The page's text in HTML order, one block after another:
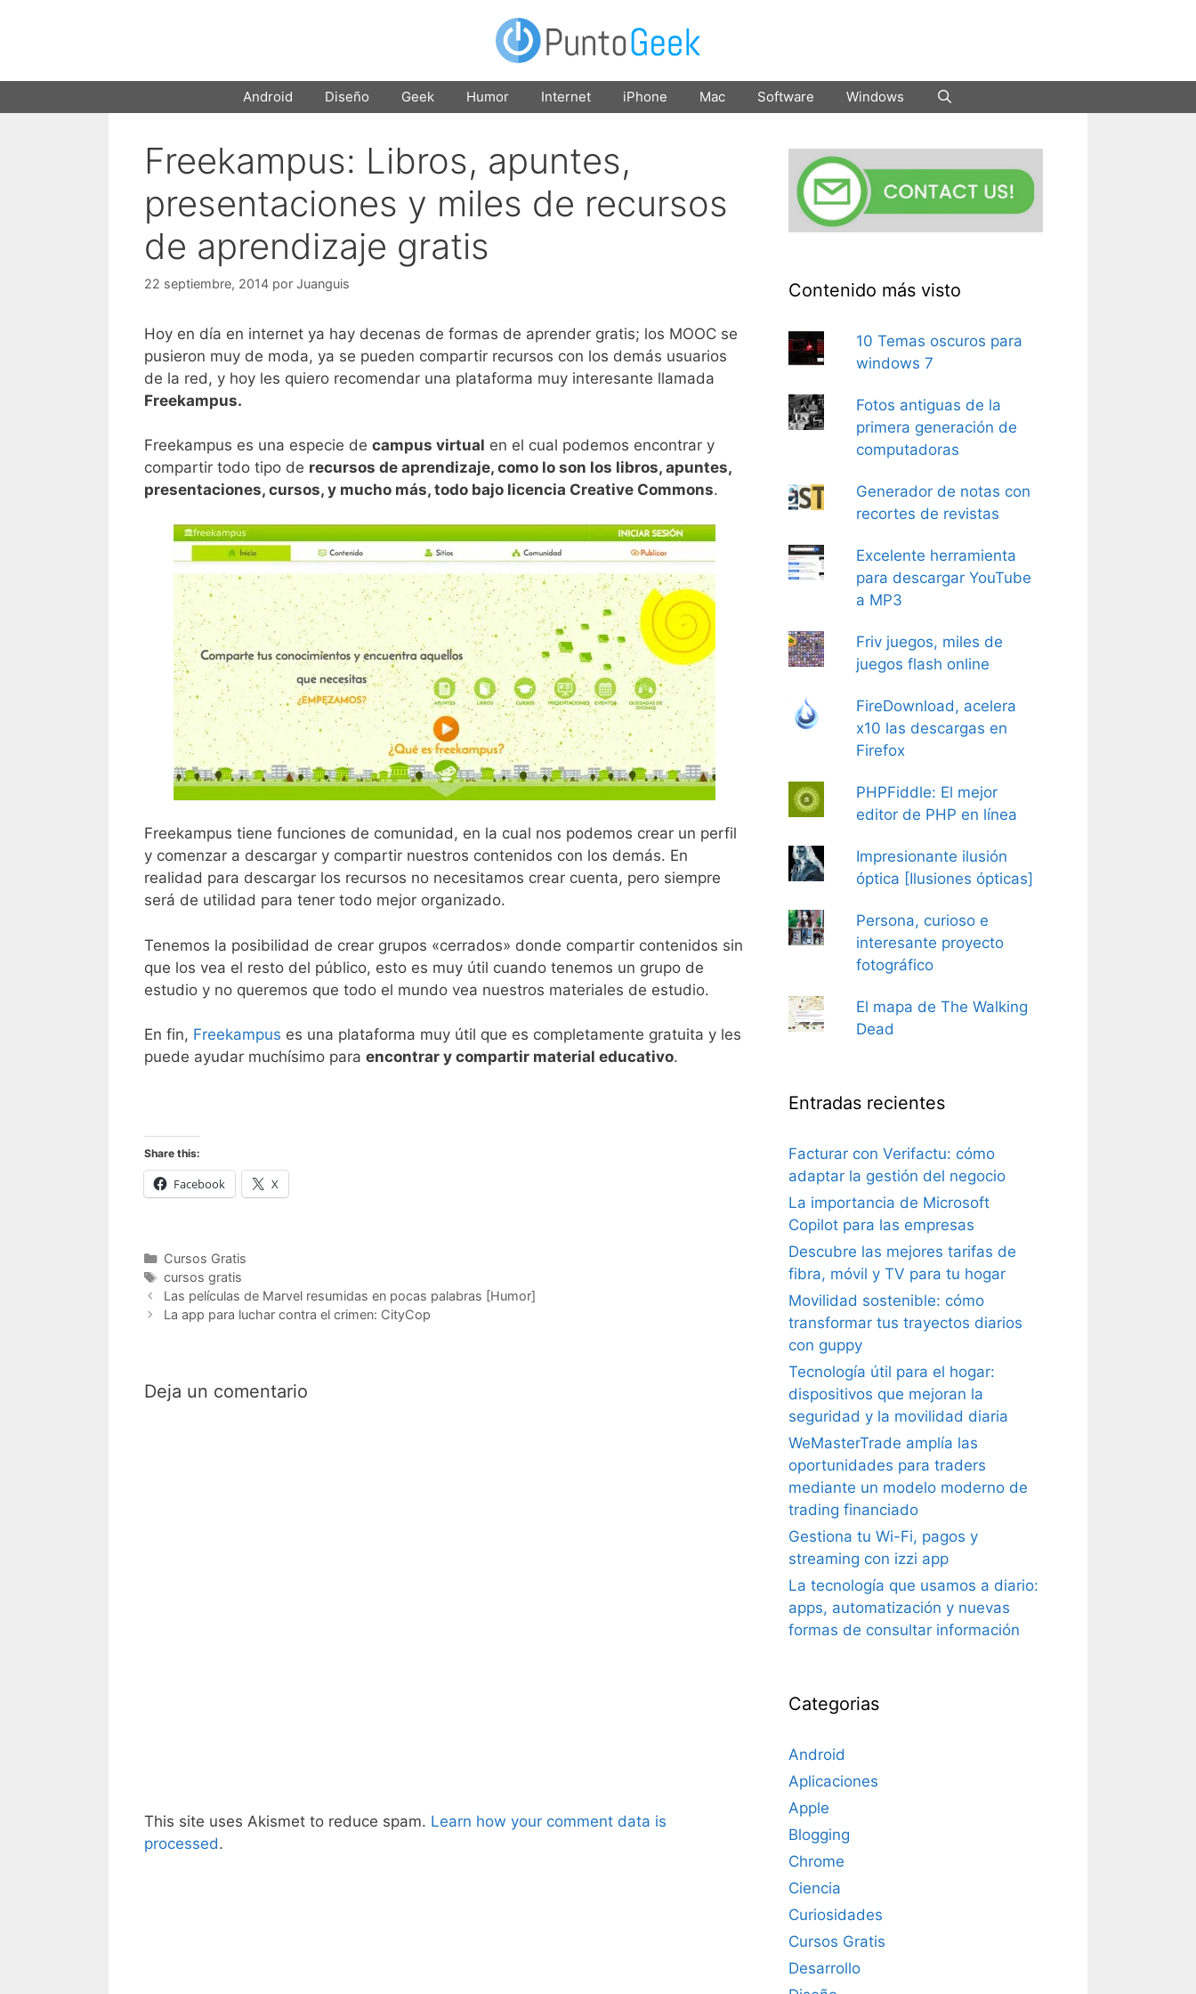
Android Diseño Geek Humor Internet iPhone Mac Software Windows
Freekampus: Libros, apuntes,
presentaciones y miles de recursos
de aprendizaje gratis
22 septiembre, 2014 por Juanguis
Hoy en día en internet ya hay decenas de formas de aprender gratis; los MOOC se
pusieron muy de moda, ya se pueden compartir recursos con los demás usuarios
de la red, y hoy les quiero recomendar una plataforma muy interesante llamada
Freekampus.
Freekampus es una especie de campus virtual en el cual podemos encontrar y
compartir todo tipo de recursos de aprendizaje, como lo son los libros, apuntes,
presentaciones, cursos, y mucho más, todo bajo licencia Creative Commons.
Freekampus tiene funciones de comunidad, en la cual nos podemos crear un perfil
y comenzar a descargar y compartir nuestros contenidos con los demás. En
realidad para descargar los recursos no necesitamos crear cuenta, pero siempre
será de utilidad para tener todo mejor organizado.
Tenemos la posibilidad de crear grupos «cerrados» donde compartir contenidos sin
que los vea el resto del público, esto es muy útil cuando tenemos un grupo de
estudio y no queremos que todo el mundo vea nuestros materiales de estudio.
En fin, Freekampus es una plataforma muy útil que es completamente gratuita y les
puede ayudar muchísimo para encontrar y compartir material educativo.
Share this:
Facebook X
Categorías
Cursos Gratis
Etiquetas
cursos gratis
Las películas de Marvel resumidas en pocas palabras [Humor]
La app para luchar contra el crimen: CityCop
Deja un comentario
This site uses Akismet to reduce spam. Learn how your comment data is
processed.
Contenido más visto
10 Temas oscuros para
windows 7
Fotos antiguas de la
primera generación de
computadoras
Generador de notas con
recortes de revistas
Excelente herramienta
para descargar YouTube
a MP3
Friv juegos, miles de
juegos flash online
FireDownload, acelera
x10 las descargas en
Firefox
PHPFiddle: El mejor
editor de PHP en línea
Impresionante ilusión
óptica [Ilusiones ópticas]
Persona, curioso e
interesante proyecto
fotográfico
El mapa de The Walking
Dead
Entradas recientes
Facturar con Verifactu: cómo
adaptar la gestión del negocio
La importancia de Microsoft
Copilot para las empresas
Descubre las mejores tarifas de
fibra, móvil y TV para tu hogar
Movilidad sostenible: cómo
transformar tus trayectos diarios
con guppy
Tecnología útil para el hogar:
dispositivos que mejoran la
seguridad y la movilidad diaria
WeMasterTrade amplía las
oportunidades para traders
mediante un modelo moderno de
trading financiado
Gestiona tu Wi-Fi, pagos y
streaming con izzi app
La tecnología que usamos a diario:
apps, automatización y nuevas
formas de consultar información
Categorias
Android
Aplicaciones
Apple
Blogging
Chrome
Ciencia
Curiosidades
Cursos Gratis
Desarrollo